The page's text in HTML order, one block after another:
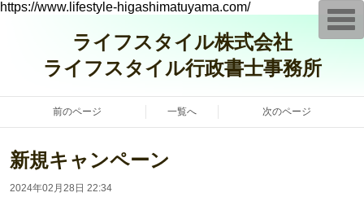
https://www.lifestyle-higashimatuyama.com/
ライフスタイル株式会社
ライフスタイル行政書士事務所
前のページ 一覧へ 次のページ
新規キャンペーン
2024年02月28日 22:34
T
o
g
a
i